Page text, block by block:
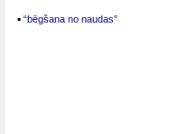
▪ “bēgšana no naudas”